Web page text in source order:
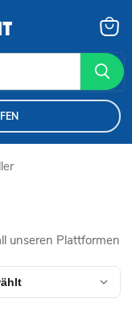
unseren Plattformen